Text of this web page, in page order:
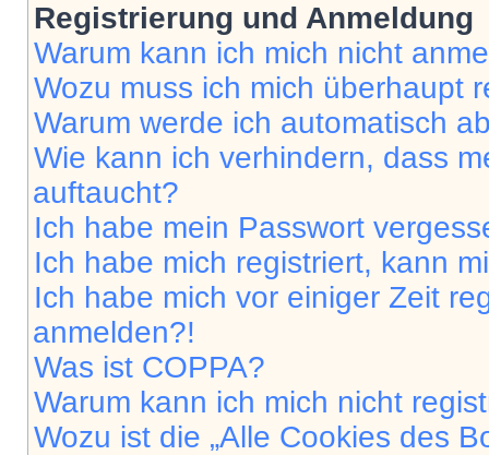
Registrierung und Anmeldung
Warum kann ich mich nicht
Wozu muss ich mich überhaupt
Warum werde ich automatisch
Wie kann ich verhindern, dass
auftaucht?
Ich habe mein Passwort
Ich habe mich registriert, kann
Ich habe mich vor einiger Zeit
anmelden?!
Was ist COPPA?
Warum kann ich mich nicht
Wozu ist die „Alle Cookies des